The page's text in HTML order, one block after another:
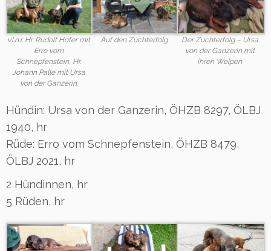
v.l.n.r. Hr. Rudolf Hofer mit
Erro vom
Schnepfenstein, Hr.
Johann Palle mit Ursa
von der Ganzerin.
Auf den Zuchterfolg
Der Zuchterfolg – Ursa
von der Ganzerin mit
ihren Welpen
Hündin: Ursa von der Ganzerin, ÖHZB 8297, ÖLBJ
1940, hr
Rüde: Erro vom Schnepfenstein, ÖHZB 8479,
ÖLBJ 2021, hr
2 Hündinnen, hr
5 Rüden, hr